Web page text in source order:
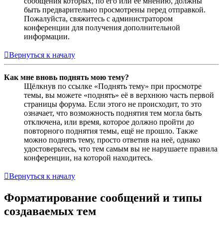
быть предварительно просмотрены перед отправкой.
Пожалуйста, свяжитесь с администратором
конференции для получения дополнительной
информации.
Вернуться к началу
Как мне вновь поднять мою тему?
Щёлкнув по ссылке «Поднять тему» при просмотре
темы, вы можете «поднять» её в верхнюю часть первой
страницы форума. Если этого не происходит, то это
означает, что возможность поднятия тем могла быть
отключена, или время, которое должно пройти до
повторного поднятия темы, ещё не прошло. Также
можно поднять тему, просто ответив на неё, однако
удостоверьтесь, что тем самым вы не нарушаете правила
конференции, на которой находитесь.
Вернуться к началу
Форматирование сообщений и типы
создаваемых тем